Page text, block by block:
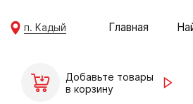
п. Кадый Главная
Добавьте товары
в корзину